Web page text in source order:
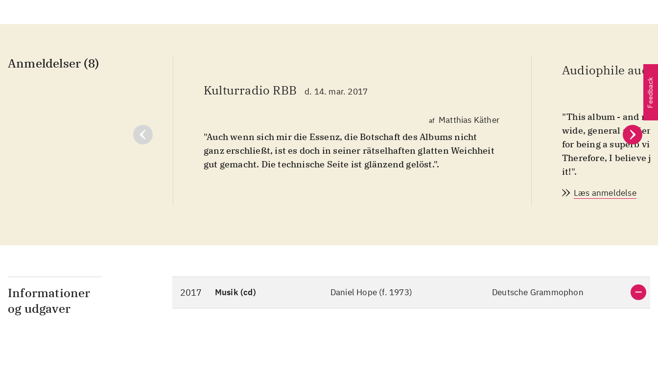
Anmeldelser (8)
Kulturradio RBB
d. 14. mar. 2017
af Matthias Käther
"Auch wenn sich mir die Essenz, die Botschaft des Albums nicht
ganz erschließt, ist es doch in seiner rätselhaften glatten Weichheit
gut gemacht. Die technische Seite ist glänzend gelöst.".
Audiophile
"This album - and
wide, general
for being a superb
Therefore, I believe
it!".
Læs anmeldelse
Informationer
og udgaver
2017 Musik (cd) Daniel Hope (f. 1973) Deutsche Grammophon
Feedback